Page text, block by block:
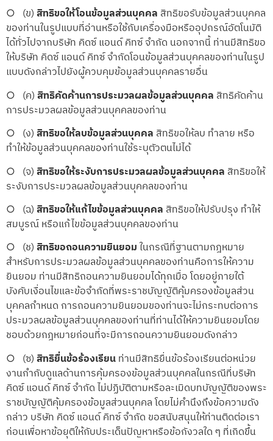
○ (ข)สิทธิขอให้โอนข้อมูลส่วนบุคคล สิทธิขอรับข้อมูลส่วนบุคคล
ของท่านในรูปแบบที่อ่านหรือใช้กับเครื่องมือหรืออุปกรณ์อัตโนมัติ
ได้ทั่วไปจากบริษัท คิดซ์ แอนด์ คิทซ์ จำกัด นอกจากนี้ ท่านมีสิทธิขอ
ให้บริษัท คิดซ์ แอนด์ คิทซ์ จำกัดโอนข้อมูลส่วนบุคคลของท่านในรูป
แบบดังกล่าวไปยังผู้ควบคุมข้อมูลส่วนบุคคลรายอื่น
○ (ค)สิทธิคัดค้านการประมวลผลข้อมูลส่วนบุคคล สิทธิคัดค้าน
การประมวลผลข้อมูลส่วนบุคคลของท่าน
○ (ง)สิทธิขอให้ลบข้อมูลส่วนบุคคล สิทธิขอให้ลบ ทำลาย หรือ
ทำให้ข้อมูลส่วนบุคคลของท่านใช้ระบุตัวตนไม่ได้
○ (จ)สิทธิขอให้ระงับการประมวลผลข้อมูลส่วนบุคคล สิทธิขอให้
ระงับการประมวลผลข้อมูลส่วนบุคคลของท่าน
○ (ฉ)สิทธิขอให้แก้ไขข้อมูลส่วนบุคคล สิทธิขอให้ปรับปรุง ทำให้
สมบูรณ์ หรือแก้ไขข้อมูลส่วนบุคคลของท่าน
○ (ช)สิทธิขอถอนความยินยอมในกรณีที่ฐานตามกฎหมาย
สำหรับการประมวลผลข้อมูลส่วนบุคคลของท่านคือการให้ความ
ยินยอม ท่านมีสิทธิถอนความยินยอมได้ทุกเมื่อ โดยอยู่ภายใต้
บังคับเงื่อนไขและข้อจำกัดที่พระราชบัญญัติคุ้มครองข้อมูลส่วน
บุคคลกำหนด การถอนความยินยอมของท่านจะไม่กระทบต่อการ
ประมวลผลข้อมูลส่วนบุคคลของท่านที่ท่านได้ให้ความยินยอมโดย
ชอบด้วยกฎหมายก่อนที่จะมีการถอนความยินยอมดังกล่าว
○ (ซ)สิทธิยื่นข้อร้องเรียนท่านมีสิทธิยื่นข้อร้องเรียนต่อหน่วย
งานกำกับดูแลด้านการคุ้มครองข้อมูลส่วนบุคคลในกรณีที่บริษัท
คิดซ์ แอนด์ คิทซ์ จำกัด ไม่ปฏิบัติตามหรือละเมิดบทบัญญัติของพระ
ราชบัญญัติคุ้มครองข้อมูลส่วนบุคคล โดยไม่คำนึงถึงข้อความดัง
กล่าว บริษัท คิดซ์ แอนด์ คิทซ์ จำกัด ขอสนับสนุนให้ท่านติดต่อเรา
ก่อนเพื่อหาข้อยุติให้กับประเด็นปัญหาหรือข้อกังวลใด ๆ ที่เกิดขึ้น